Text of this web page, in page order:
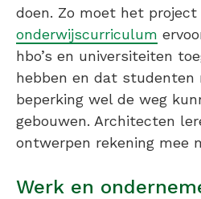
doen. Zo moet het project
onderwijscurriculum
hbo’s en universiteiten
hebben en dat studenten
beperking wel de weg
gebouwen. Architecten
ontwerpen rekening mee
Werk en